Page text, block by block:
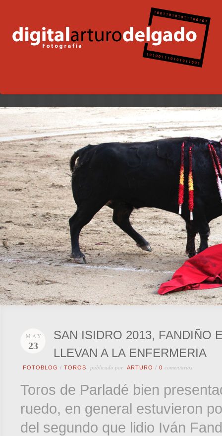
MAY
23
SAN ISIDRO 2013, FANDIÑO
LLEVAN A LA ENFERMERIA
FOTOBLOG / TOROS publicado por ARTURO / 0 comentarios
Toros de Parladé bien
ruedo, en general estuvieron
del segundo que lidio Iván